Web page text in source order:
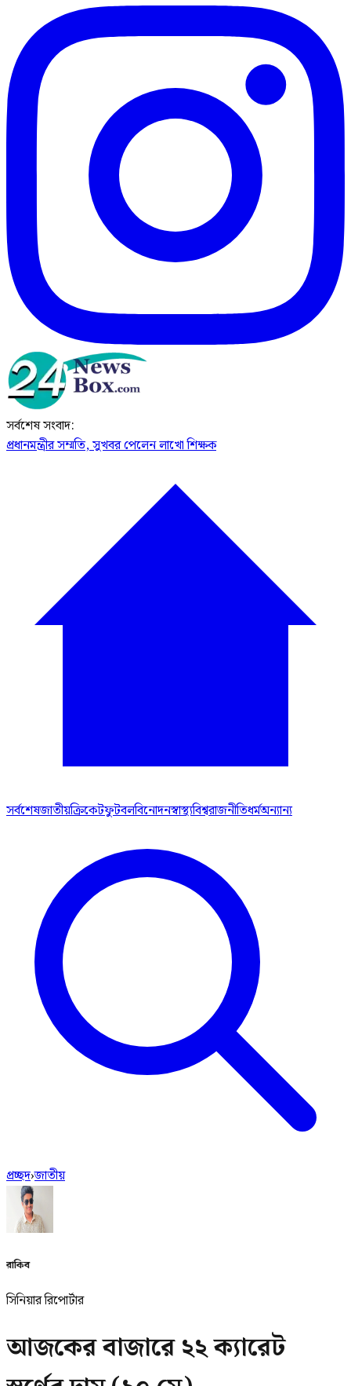
সর্বশেষ সংবাদ:
প্রধানমন্ত্রীর সম্মতি, সুখবর পেলেন লাখো শিক্ষক
সর্বশেষজাতীয়ক্রিকেটফুটবলবিনোদনস্বাস্থ্যবিশ্বরাজনীতিধর্মঅন্যান্য
প্রচ্ছদ›জাতীয়
রাকিব
সিনিয়ার রিপোর্টার
আজকের বাজারে ২২ ক্যারেট